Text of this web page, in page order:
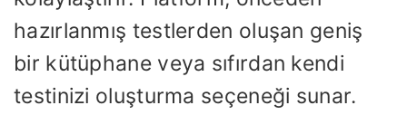
hazırlanmış testlerden oluşan geniş
bir kütüphane veya sıfırdan kendi
testinizi oluşturma seçeneği sunar.